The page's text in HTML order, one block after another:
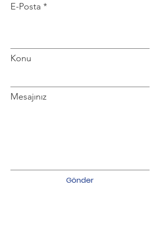
E-Posta
Konu
Mesajınız
Gönder